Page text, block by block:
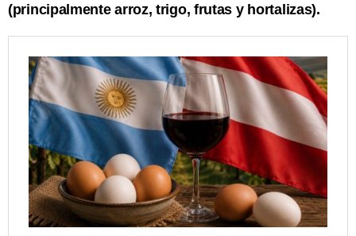
(principalmente arroz, trigo, frutas y hortalizas).